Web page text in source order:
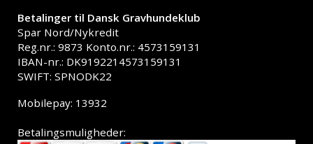
Betalinger til Dansk Gravhundeklub
Spar Nord/Nykredit
Reg.nr.: 9873 Konto.nr.: 4573159131
IBAN-nr.: DK9192214573159131
SWIFT: SPNODK22
Mobilepay: 13932
Betalingsmuligheder: